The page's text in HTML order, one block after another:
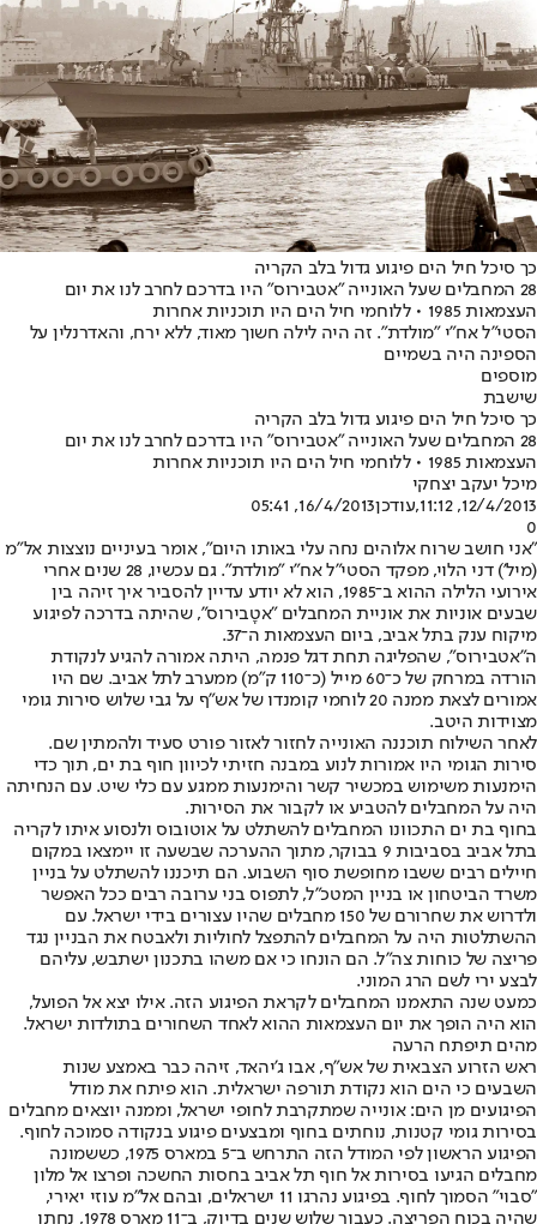
כך סיכל חיל הים פיגוע גדול בלב הקריה
28 המחבלים שעל האונייה "אטבירוס" היו בדרכם לחרב לנו את יום
העצמאות 1985 • ללוחמי חיל הים היו תוכניות אחרות
הסטי"ל אח"י "מולדת". זה היה לילה חשוך מאוד, ללא ירח, והאדרנלין על
הספינה היה בשמיים
מוספים
שישבת
כך סיכל חיל הים פיגוע גדול בלב הקריה
28 המחבלים שעל האונייה "אטבירוס" היו בדרכם לחרב לנו את יום
העצמאות 1985 • ללוחמי חיל הים היו תוכניות אחרות
מיכל יעקב יצחקי
12/4/2013, 11:12
,עודכן16/4/2013, 05:41
0
"אני חושב שרוח אלוהים נחה עלי באותו היום", אומר בעיניים נוצצות אל"מ
(מיל') דני הלוי, מפקד הסטי"ל אח"י "מולדת". גם עכשיו, 28 שנים אחרי
אירועי הלילה ההוא ב־1985, הוא לא יודע עדיין להסביר איך זיהה בין
שבעים אוניות את אוניית המחבלים "אטָבירוס", שהיתה בדרכה לפיגוע
מיקוח ענק בתל אביב, ביום העצמאות ה־37.
ה"אטבירוס", שהפליגה תחת דגל פנמה, היתה אמורה להגיע לנקודת
הורדה במרחק של כ־60 מייל (כ־110 ק"מ) ממערב לתל אביב. שם היו
אמורים לצאת ממנה 20 לוחמי קומנדו של אש"ף על גבי שלוש סירות גומי
מצוידות היטב.
לאחר השילוח תוכננה האונייה לחזור לאזור פורט סעיד ולהמתין שם.
סירות הגומי היו אמורות לנוע במבנה חזיתי לכיוון חוף בת ים, תוך כדי
הימנעות משימוש במכשיר קשר והימנעות ממגע עם כלי שיט. עם הנחיתה
היה על המחבלים להטביע או לקבור את הסירות.
בחוף בת ים התכוונו המחבלים להשתלט על אוטובוס ולנסוע איתו לקריה
בתל אביב בסביבות 9 בבוקר, מתוך ההערכה שבשעה זו יימצאו במקום
חיילים רבים ששבו מחופשת סוף השבוע. הם תיכננו להשתלט על בניין
משרד הביטחון או בניין המטכ"ל, לתפוס בני ערובה רבים ככל האפשר
ולדרוש את שחרורם של 150 מחבלים שהיו עצורים בידי ישראל. עם
ההשתלטות היה על המחבלים להתפצל לחוליות ולאבטח את הבניין נגד
פריצה של כוחות צה"ל. הם הונחו כי אם משהו בתכנון ישתבש, עליהם
לבצע ירי לשם הרג המוני.
כמעט שנה התאמנו המחבלים לקראת הפיגוע הזה. אילו יצא אל הפועל,
הוא היה הופך את יום העצמאות ההוא לאחד השחורים בתולדות ישראל.
מהים תיפתח הרעה
ראש הזרוע הצבאית של אש"ף, אבו ג'יהאד, זיהה כבר באמצע שנות
השבעים כי הים הוא נקודת תורפה ישראלית. הוא פיתח את מודל
הפיגועים מן הים: אונייה שמתקרבת לחופי ישראל, וממנה יוצאים מחבלים
בסירות גומי קטנות, נוחתים בחוף ומבצעים פיגוע בנקודה סמוכה לחוף.
הפיגוע הראשון לפי המודל הזה התרחש ב־5 במארס 1975, כששמונה
מחבלים הגיעו בסירות אל חוף תל אביב בחסות החשכה ופרצו אל מלון
"סבוי" הסמוך לחוף. בפיגוע נהרגו 11 ישראלים, ובהם אל"מ עוזי יאירי,
שהיה בכוח הפריצה. כעבור שלוש שנים בדיוק, ב־11 מארס 1978, נחתו